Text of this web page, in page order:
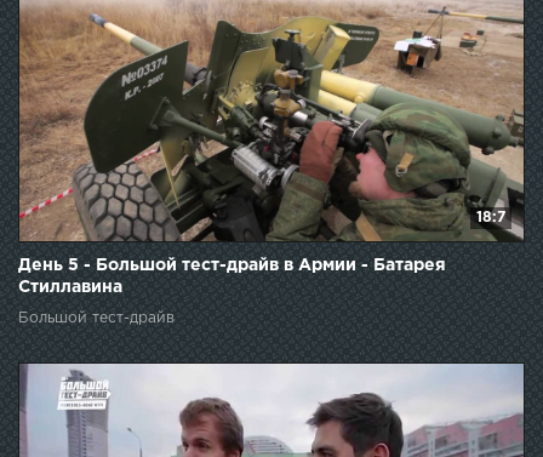
18:7
День 5 - Большой тест-драйв в Армии - Батарея
Стиллавина
Большой тест-драйв